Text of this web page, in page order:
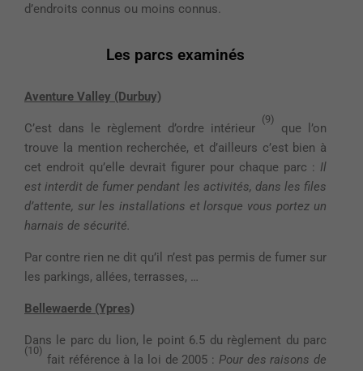
d’endroits connus ou moins connus.
Les parcs examinés
Aventure Valley (Durbuy)
C’est dans le règlement d’ordre intérieur
(9)
que l’on
trouve la mention recherchée, et d’ailleurs c’est bien à
cet endroit qu’elle devrait figurer pour chaque parc : Il
est interdit de fumer pendant les activités, dans les files
d’attente, sur les installations et lorsque vous portez un
harnais de sécurité.
Par contre rien ne dit qu’il n’est pas permis de fumer sur
les parkings, allées, terrasses, …
Bellewaerde (Ypres)
Dans le parc du lion, le point 6.5 du règlement du parc
(10)
fait référence à la loi de 2005 : Pour des raisons de